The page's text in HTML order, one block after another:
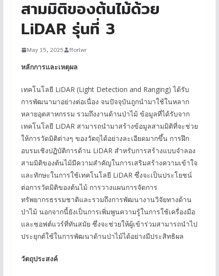
สามมิติของต้นไม้ด้วย
LiDAR รุ่นที่ 3
May 15, 2025 fforlwr
หลักการและเหตุผล
เทคโนโลยี LiDAR (Light Detection and Ranging) ได้รับ
การพัฒนามาอย่างต่อเนื่อง จนปัจจุบันถูกนำมาใช้ในหลาก
หลายอุตสาหกรรม รวมถึงงานด้านป่าไม้ ข้อมูลที่ได้รับจาก
เทคโนโลยี LiDAR สามารถนำมาสร้างข้อมูลสามมิติที่จะช่วย
ให้การวัดมิติต่างๆ ของวัตถุได้อย่างละเอียดมากขึ้น การฝึก
อบรมเชิงปฏิบัติการด้าน LiDAR สำหรับการสร้างแบบจำลอง
สามมิติของต้นไม้มีความสำคัญในการเสริมสร้างความเข้าใจ
และทักษะในการใช้เทคโนโลยี LiDAR ซึ่งจะเป็นประโยชน์
ต่อการวัดมิติของต้นไม้ การวางแผนการจัดการ
ทรัพยากรธรรมชาติและรวมถึงการพัฒนางานวิจัยทางด้าน
ป่าไม้ นอกจากนี้ยังเป็นการเพิ่มพูนความรู้ในการใช้เครื่องมือ
และซอฟต์แวร์ที่ทันสมัย ซึ่งจะช่วยให้ผู้เข้าร่วมสามารถนำไป
ประยุกต์ใช้ในการพัฒนาด้านป่าไม้ได้อย่างมีประสิทธิผล
วัตถุประสงค์